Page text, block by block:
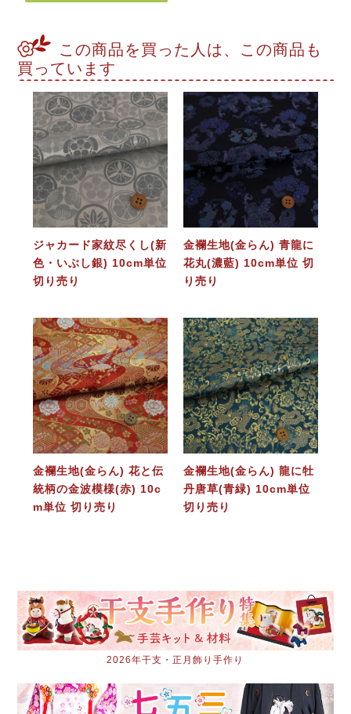
この商品を買った人は、この商品も
買っています
ジャカード家紋尽くし(新
色・いぶし銀) 10cm単位
切り売り
金襴生地(金らん) 青龍に
花丸(濃藍) 10cm単位 切
り売り
金襴生地(金らん) 花と伝
統柄の金波模様(赤) 10c
m単位 切り売り
金襴生地(金らん) 龍に牡
丹唐草(青緑) 10cm単位
切り売り
2026年干支・正月飾り手作り